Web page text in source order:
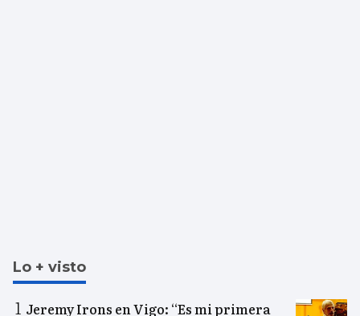
Lo + visto
Jeremy Irons en Vigo: “Es mi primera